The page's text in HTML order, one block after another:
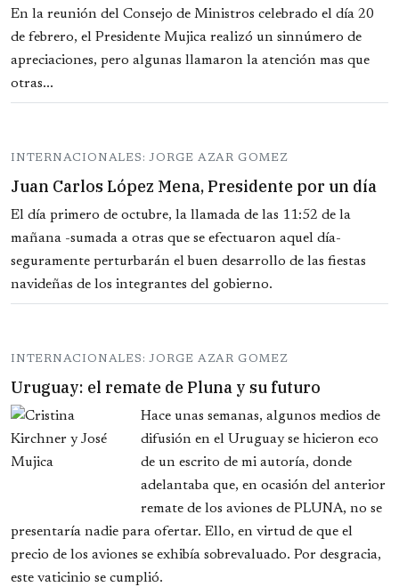
En la reunión del Consejo de Ministros celebrado el día 20
de febrero, el Presidente Mujica realizó un sinnúmero de
apreciaciones, pero algunas llamaron la atención mas que
otras...
INTERNACIONALES: JORGE AZAR GOMEZ
Juan Carlos López Mena, Presidente por un día
El día primero de octubre, la llamada de las 11:52 de la
mañana -sumada a otras que se efectuaron aquel día-
seguramente perturbarán el buen desarrollo de las fiestas
navideñas de los integrantes del gobierno.
INTERNACIONALES: JORGE AZAR GOMEZ
Uruguay: el remate de Pluna y su futuro
Hace unas semanas, algunos medios de
difusión en el Uruguay se hicieron eco
de un escrito de mi autoría, donde
adelantaba que, en ocasión del anterior
remate de los aviones de PLUNA, no se
presentaría nadie para ofertar. Ello, en virtud de que el
precio de los aviones se exhibía sobrevaluado. Por desgracia,
este vaticinio se cumplió.